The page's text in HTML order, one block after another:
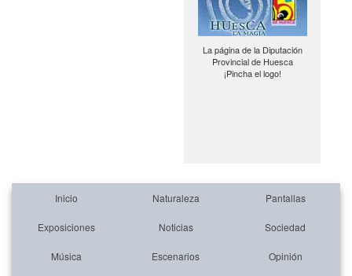
La página de la Diputación
Provincial de Huesca
¡Pincha el logo!
Inicio Naturaleza Pantallas
Exposiciones Noticias Sociedad
Música Escenarios Opinión